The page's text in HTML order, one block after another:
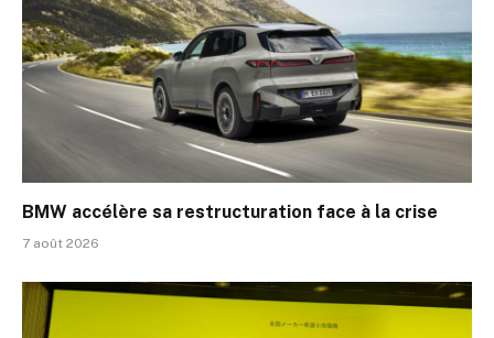
BMW accélère sa restructuration face à la crise
7 août 2026